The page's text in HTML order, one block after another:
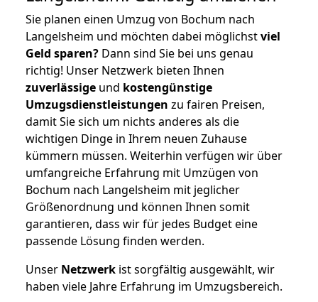
Sie planen einen Umzug von Bochum nach
Langelsheim und möchten dabei möglichstviel
Geld sparen? Dann sind Sie bei uns genau
richtig! Unser Netzwerk bieten Ihnen
zuverlässige und kostengünstige
Umzugsdienstleistungen zu fairen Preisen,
damit Sie sich um nichts anderes als die
wichtigen Dinge in Ihrem neuen Zuhause
kümmern müssen. Weiterhin verfügen wir über
umfangreiche Erfahrung mit Umzügen von
Bochum nach Langelsheim mit jeglicher
Größenordnung und können Ihnen somit
garantieren, dass wir für jedes Budget eine
passende Lösung finden werden.
Unser Netzwerk ist sorgfältig ausgewählt, wir
haben viele Jahre Erfahrung im Umzugsbereich.